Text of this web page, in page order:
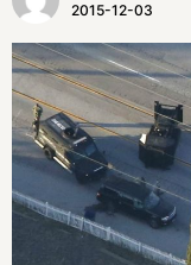
2015-12-03